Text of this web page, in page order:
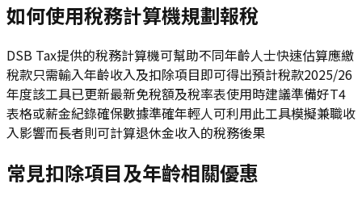
如何使用稅務計算機規劃報稅
DSB Tax提供的稅務計算機可幫助不同年齡人士快速估算應繳
稅款只需輸入年齡收入及扣除項目即可得出預計稅款2025/26
年度該工具已更新最新免稅額及稅率表使用時建議準備好T4
表格或薪金紀錄確保數據準確年輕人可利用此工具模擬兼職收
入影響而長者則可計算退休金收入的稅務後果
常見扣除項目及年齡相關優惠